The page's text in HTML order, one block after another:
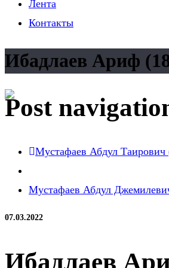
Лента
Контакты
Ибадлаев Ариф
Post
Мустафаев Абдул
Мустафаев Абдул
07.03.2022
Ибадлаев